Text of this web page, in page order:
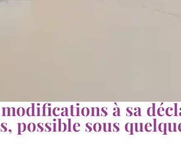
à sa
possible sous